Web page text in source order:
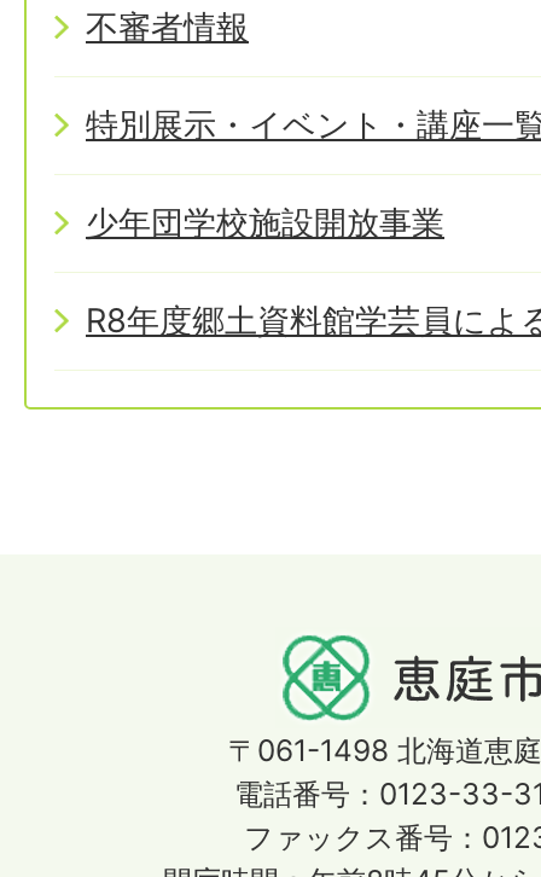
不審者情報
特別展示・イベント・講座一
少年団学校施設開放事業
R8年度郷土資料館学芸員によ
〒061-1498 北海道恵
電話番号：0123-33-
ファックス番号：